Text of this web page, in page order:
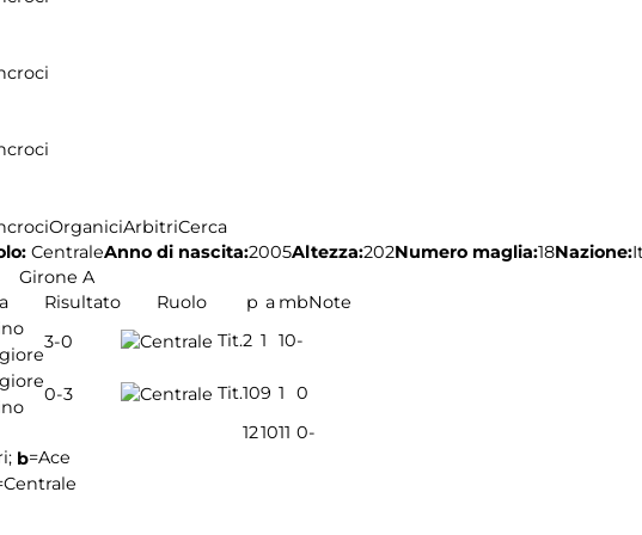
OrganiciArbitriCerca
CentraleAnno di nascita:2005Altezza:202Numero maglia:18Nazione:
Girone A
Risultato Ruolo p a mbNote
3-0 Tit.2 1 10-
0-3 Tit.109 1
0
121011 0-
b=Ace